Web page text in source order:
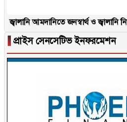
জ্বালানি আমদানিতে জনস্বার্থ ও জ্বালানি
▐ প্রাইস সেনসেটিভ ইনফরমেশন